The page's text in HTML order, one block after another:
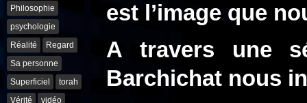
Philosophie
psychologie
Réalité
Regard
Sa personne
Superficiel
torah
Vérité
vidéo
est l’image que
A travers une
Barchichat nous